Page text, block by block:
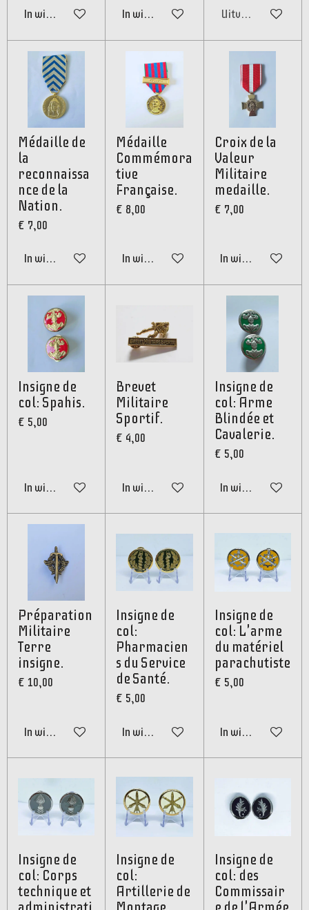
In winkelwagen In winkelwagen Uitverkocht
Médaille de
la
reconnaissa
nce de la
Nation.
€ 7,00
In winkelwagen
Médaille
Commémora
tive
Française.
€ 8,00
In winkelwagen
Croix de la
Valeur
Militaire
medaille.
€ 7,00
In winkelwagen
Insigne de
col: Spahis.
€ 5,00
In winkelwagen
Brevet
Militaire
Sportif.
€ 4,00
In winkelwagen
Insigne de
col: Arme
Blindée et
Cavalerie.
€ 5,00
In winkelwagen
Préparation
Militaire
Terre
insigne.
€ 10,00
In winkelwagen
Insigne de
col:
Pharmacien
s du Service
de Santé.
€ 5,00
In winkelwagen
Insigne de
col: L'arme
du matériel
parachutiste
€ 5,00
In winkelwagen
Insigne de
col: Corps
technique et
Insigne de
col:
Artillerie de
Insigne de
col: des
Commissair